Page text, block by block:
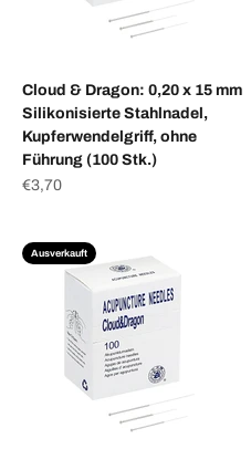
Cloud & Dragon: 0,20 x 15 mm
Silikonisierte Stahlnadel,
Kupferwendelgriff, ohne
Führung (100 Stk.)
Angebot
€3,70
Ausverkauft